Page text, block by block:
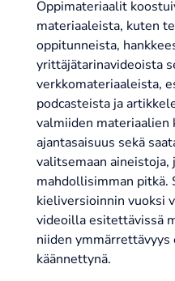
Oppimateriaalit
materiaaleista, kuten
oppitunneista,
yrittäjätarinavideoista
verkkomateriaaleista,
podcasteista ja
valmiiden materiaalien
ajantasaisuus sekä
valitsemaan
mahdollisimman pitkä.
kieliversioinnin vuoksi
videoilla esitettävissä
niiden
käännettynä.